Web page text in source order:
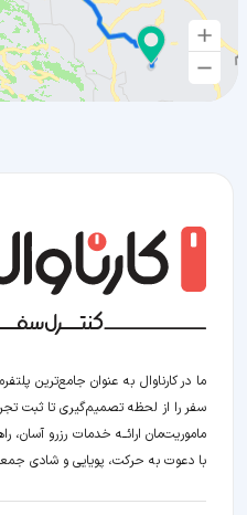
ما در کارناوال به عنوان جامع‌ترین
سفر را از لحظه‌ تصمیم‌گیری تا ثبت
ماموریت‌مان اراﺋــﻪ خدمات رزرو
با دعوت به حرکت، پویایی و شادی